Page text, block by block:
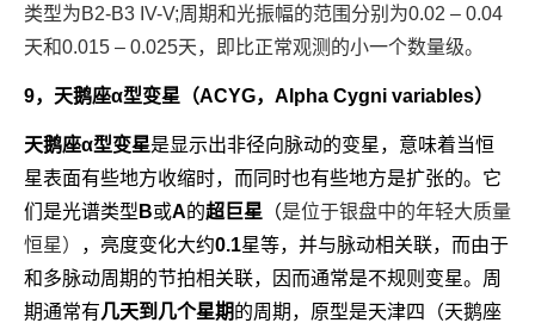
类型为B2-B3 IV-V;周期和光振幅的范围分别为0.02 – 0.04
天和0.015 – 0.025天，即比正常观测的小一个数量级。
9，天鹅座α型变星（ACYG，Alpha Cygni variables）
天鹅座α型变星是显示出非径向脉动的变星，意味着当恒
星表面有些地方收缩时，而同时也有些地方是扩张的。它
们是光谱类型 B或A的超巨星 （是位于银盘中的年轻大质量
恒星）
，亮度变化大约0.1星等，并与脉动相关联，而由于
和多脉动周期的节拍相关联，因而通常是不规则变星。周
期通常有几天到几个星期的周期，原型是天津四（天鹅座